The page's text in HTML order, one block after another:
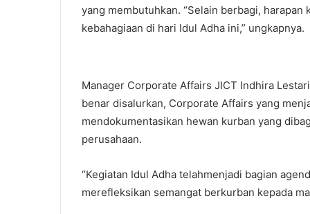
yang membutuhkan. “Selain berbagi,
kebahagiaan di hari Idul Adha ini,” ungkapnya.
Manager Corporate Affairs JICT Indhira
benar disalurkan, Corporate Affairs yang
mendokumentasikan hewan kurban yang
perusahaan.
“Kegiatan Idul Adha telahmenjadi bagian
merefleksikan semangat berkurban kepada